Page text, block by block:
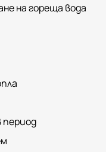
на гореща вода